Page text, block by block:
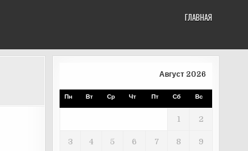
ГЛАВНАЯ
Август 2026
Пн Вт Ср Чт Пт Сб Вс
1 2
3 4 5 6 7 8 9